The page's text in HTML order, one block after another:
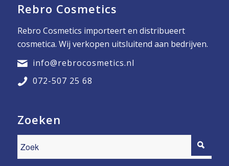
Rebro Cosmetics
Rebro Cosmetics importeert en distribueert
cosmetica. Wij verkopen uitsluitend aan bedrijven.
info@rebrocosmetics.nl
072-507 25 68
Zoeken